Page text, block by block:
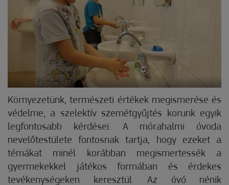
Környezetünk, természeti értékek megismerése és
védelme, a szelektív szemétgyűjtés korunk egyik
legfontosabb kérdései. A mórahalmi óvoda
nevelőtestülete fontosnak tartja, hogy ezeket a
témákat minél korábban megismertessék a
gyermekekkel játékos formában és érdekes
tevékenységeken keresztül. Az óvó nénik